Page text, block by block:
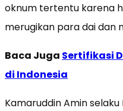
oknum tertentu karena
merugikan para dai dan
Baca Juga Sertifikasi
di Indonesia
Kamaruddin Amin